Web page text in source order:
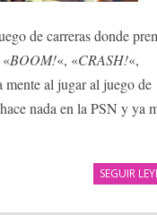
de carreras donde
BOOM!«, «CRASH!«,
mente al jugar al juego de
nada en la PSN y ya
SEGUIR